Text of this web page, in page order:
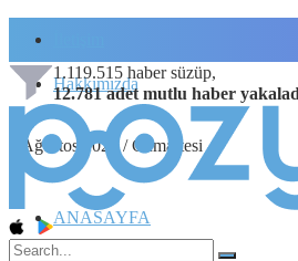
Hakkımızda
8 Ağustos 2026 / Cumartesi
1.119.515 haber süzüp,
12.781 adet mutlu haber
ANASAYFA